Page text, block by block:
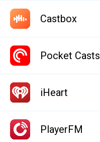
Castbox
Pocket Casts
iHeart
PlayerFM